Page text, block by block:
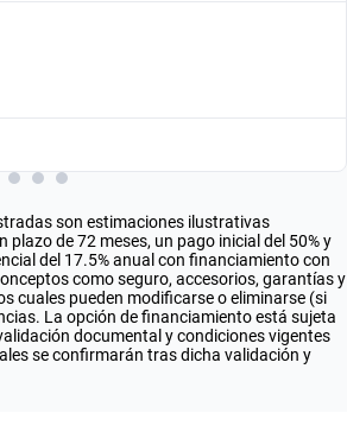
son estimaciones ilustrativas
plazo de 72 meses, un pago inicial del 50% y
del 17.5% anual con financiamiento con
como seguro, accesorios, garantías y
cuales pueden modificarse o eliminarse (si
La opción de financiamiento está sujeta
documental y condiciones vigentes
se confirmarán tras dicha validación y